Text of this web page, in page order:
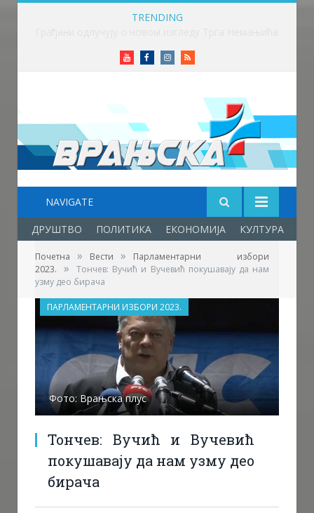
TRENDING
YoutubeFacebookInstagram
RSS
NAVIGATE
ДРУШТВО ПОЛИТИКА ЕКОНОМИЈА КУЛТУРА
Почетна » Вести »
Парламентарни избори
2023.
»
Тончев: Вучић и Вучевић покушавају да нам
узму део бирача
Фото: Врањска плус
Тончев: Вучић и Вучевић
покушавају да нам узму део
бирача
ПАРЛАМЕНТАРНИ ИЗБОРИ 2023.